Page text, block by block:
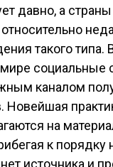
давно, а
такого типа.
социальные
каналом
Новейшая
на
к порядку
источника и